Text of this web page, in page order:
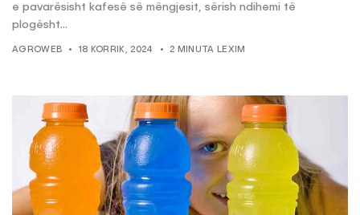
e pavarësisht kafesë së mëngjesit, sërish ndihemi të
plogësht...
AGROWEB 18 KORRIK, 2024 2 MINUTA LEXIM